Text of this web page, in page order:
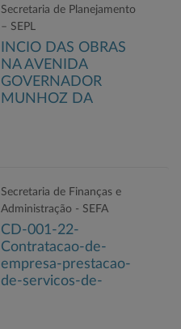
Secretaria de Planejamento
– SEPL
INCIO DAS OBRAS
NA AVENIDA
GOVERNADOR
MUNHOZ DA
Secretaria de Finanças e
Administração - SEFA
CD-001-22-
Contratacao-de-
empresa-prestacao-
de-servicos-de-